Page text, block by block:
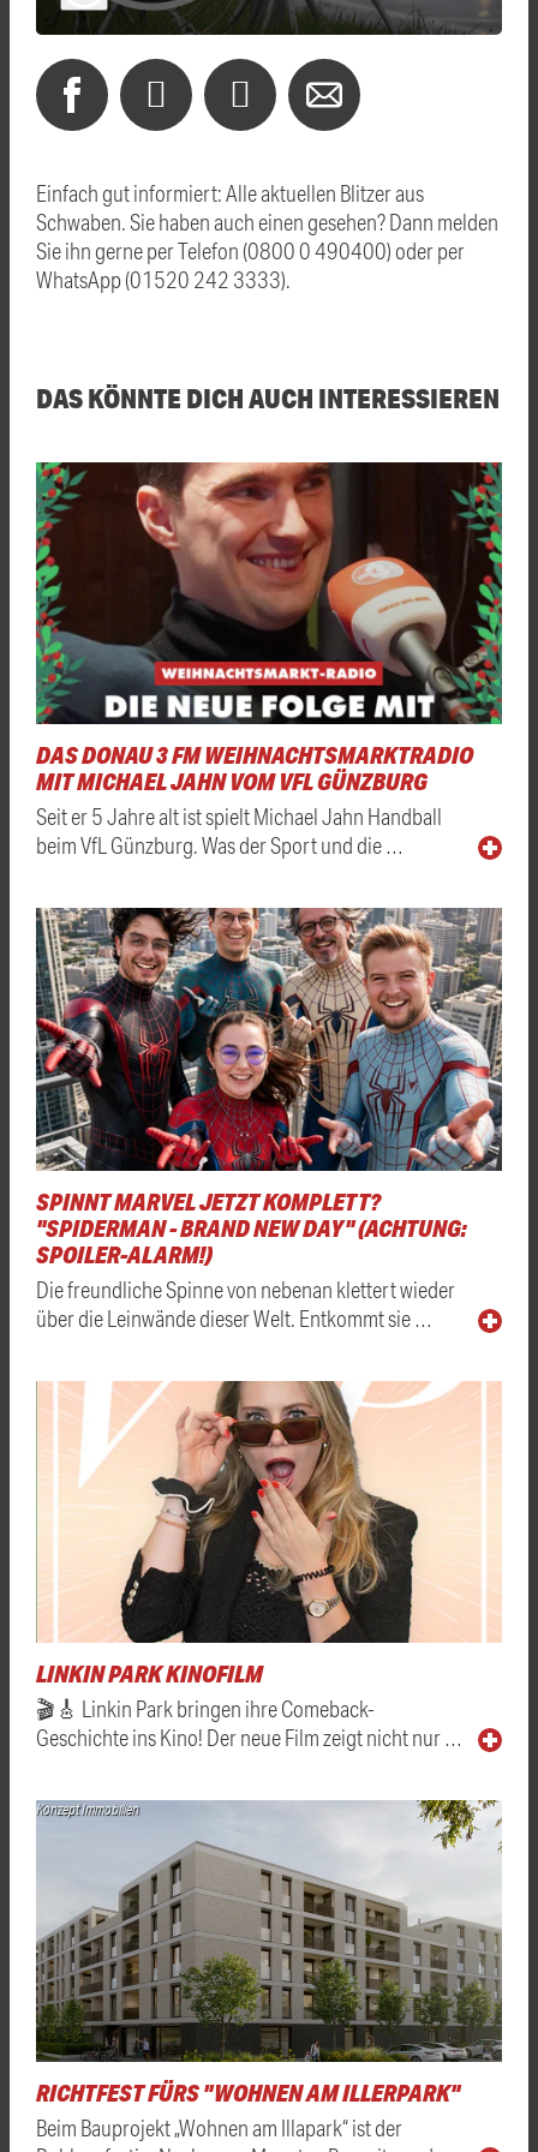
Einfach gut informiert: Alle aktuellen Blitzer aus
Schwaben. Sie haben auch einen gesehen? Dann melden
Sie ihn gerne per Telefon (0800 0 490400) oder per
WhatsApp (01520 242 3333).
DAS KÖNNTE DICH AUCH INTERESSIEREN
DAS DONAU 3 FM WEIHNACHTSMARKTRADIO
MIT MICHAEL JAHN VOM VFL GÜNZBURG
Seit er 5 Jahre alt ist spielt Michael Jahn Handball
beim VfL Günzburg. Was der Sport und die …
SPINNT MARVEL JETZT KOMPLETT?
"SPIDERMAN - BRAND NEW DAY" (ACHTUNG:
SPOILER-ALARM!)
Die freundliche Spinne von nebenan klettert wieder
über die Leinwände dieser Welt. Entkommt sie …
LINKIN PARK KINOFILM
🎬🎸 Linkin Park bringen ihre Comeback-
Geschichte ins Kino! Der neue Film zeigt nicht nur …
Konzept Immobilien
RICHTFEST FÜRS "WOHNEN AM ILLERPARK"
Beim Bauprojekt „Wohnen am Illapark“ ist der